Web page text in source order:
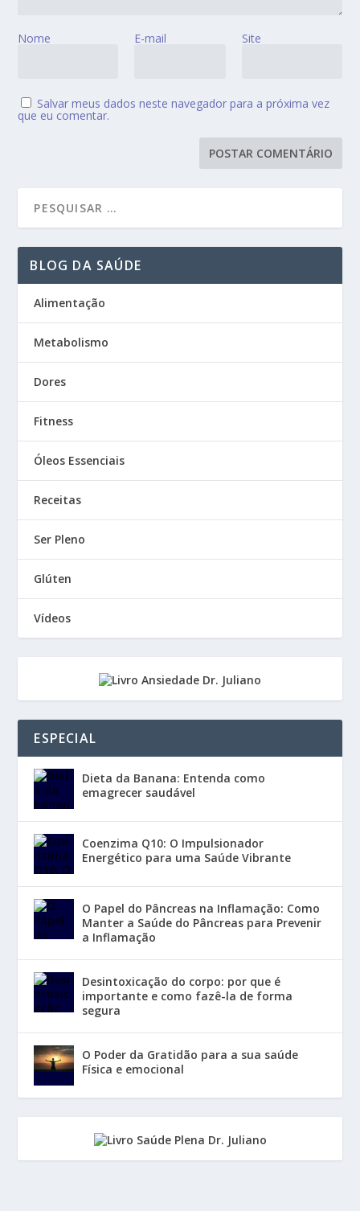
Nome E-mail Site
Salvar meus dados neste navegador para a próxima vez
que eu comentar.
BLOG DA SAÚDE
Alimentação
Metabolismo
Dores
Fitness
Óleos Essenciais
Receitas
Ser Pleno
Glúten
Vídeos
ESPECIAL
Dieta da Banana: Entenda como
emagrecer saudável
Coenzima Q10: O Impulsionador
Energético para uma Saúde Vibrante
O Papel do Pâncreas na Inflamação: Como
Manter a Saúde do Pâncreas para Prevenir
a Inflamação
Desintoxicação do corpo: por que é
importante e como fazê-la de forma
segura
O Poder da Gratidão para a sua saúde
Física e emocional